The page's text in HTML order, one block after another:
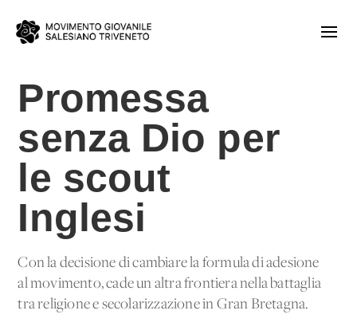
Promessa
senza Dio per
le scout
Inglesi
Con la decisione di cambiare la formula di adesione
al movimento, cade un'altra frontiera nella battaglia
tra religione e secolarizzazione in Gran Bretagna.